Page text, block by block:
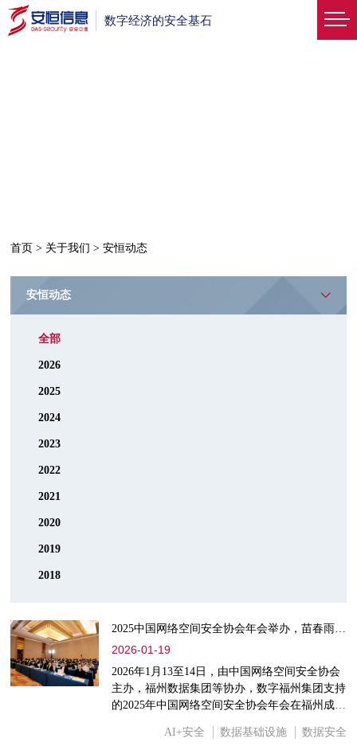
数字经济的安全基石
首页 > 关于我们 >安恒动态
安恒动态
全部
2026
2025
2024
2023
2022
2021
2020
2019
2018
2025中国网络空间安全协会年会举办，苗春雨呼吁构建AI时代协同防线
2026-01-19
2026年1月13至14日，由中国网络空间安全协会
主办，福州数据集团等协办，数字福州集团支持
的2025年中国网络空间安全协会年会在福州成功
展，凝聚行业共识，共同推动我国网络空间安全
AI+安全 数据基础设施 数据安全